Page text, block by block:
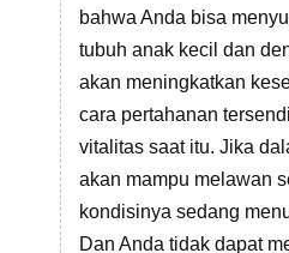
bahwa Anda bisa
tubuh anak kecil dan
akan meningkatkan
cara pertahanan
vitalitas saat itu. Jika
akan mampu melawan
kondisinya sedang
Dan Anda tidak dapat